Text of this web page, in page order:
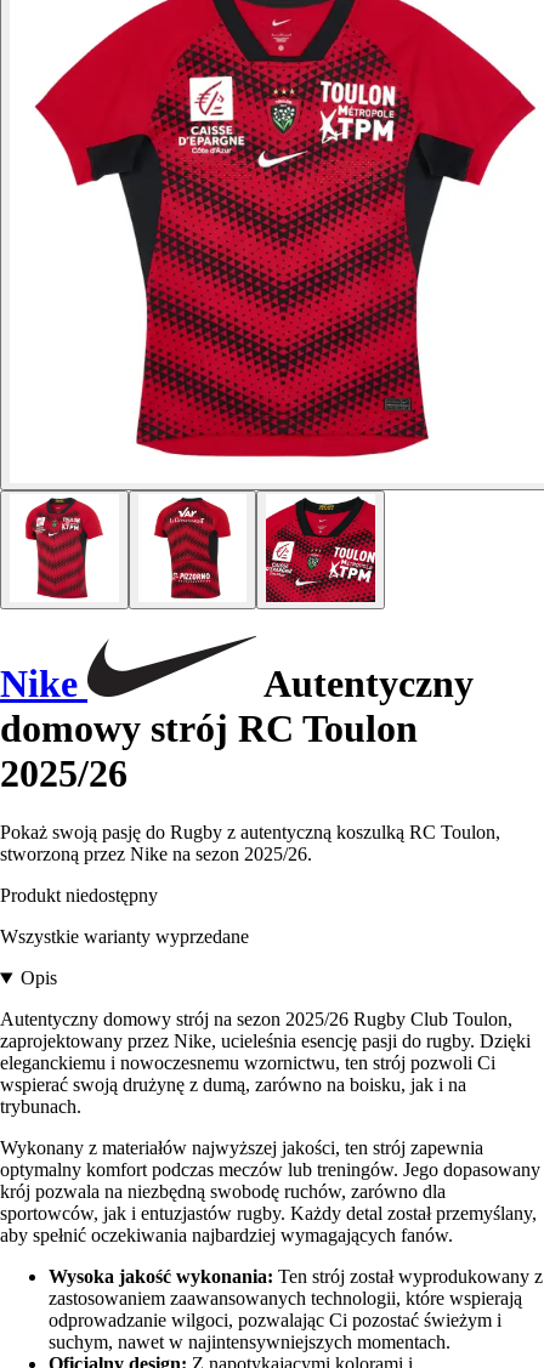
Nike
Autentyczny
domowy strój RC Toulon
2025/26
Pokaż swoją pasję do Rugby z autentyczną koszulką RC Toulon,
stworzoną przez Nike na sezon 2025/26.
Produkt niedostępny
Wszystkie warianty wyprzedane
Opis
Autentyczny domowy strój na sezon 2025/26 Rugby Club Toulon,
zaprojektowany przez Nike, ucieleśnia esencję pasji do rugby. Dzięki
eleganckiemu i nowoczesnemu wzornictwu, ten strój pozwoli Ci
wspierać swoją drużynę z dumą, zarówno na boisku, jak i na
trybunach.
Wykonany z materiałów najwyższej jakości, ten strój zapewnia
optymalny komfort podczas meczów lub treningów. Jego dopasowany
krój pozwala na niezbędną swobodę ruchów, zarówno dla
sportowców, jak i entuzjastów rugby. Każdy detal został przemyślany,
aby spełnić oczekiwania najbardziej wymagających fanów.
Wysoka jakość wykonania: Ten strój został wyprodukowany z
zastosowaniem zaawansowanych technologii, które wspierają
odprowadzanie wilgoci, pozwalając Ci pozostać świeżym i
suchym, nawet w najintensywniejszych momentach.